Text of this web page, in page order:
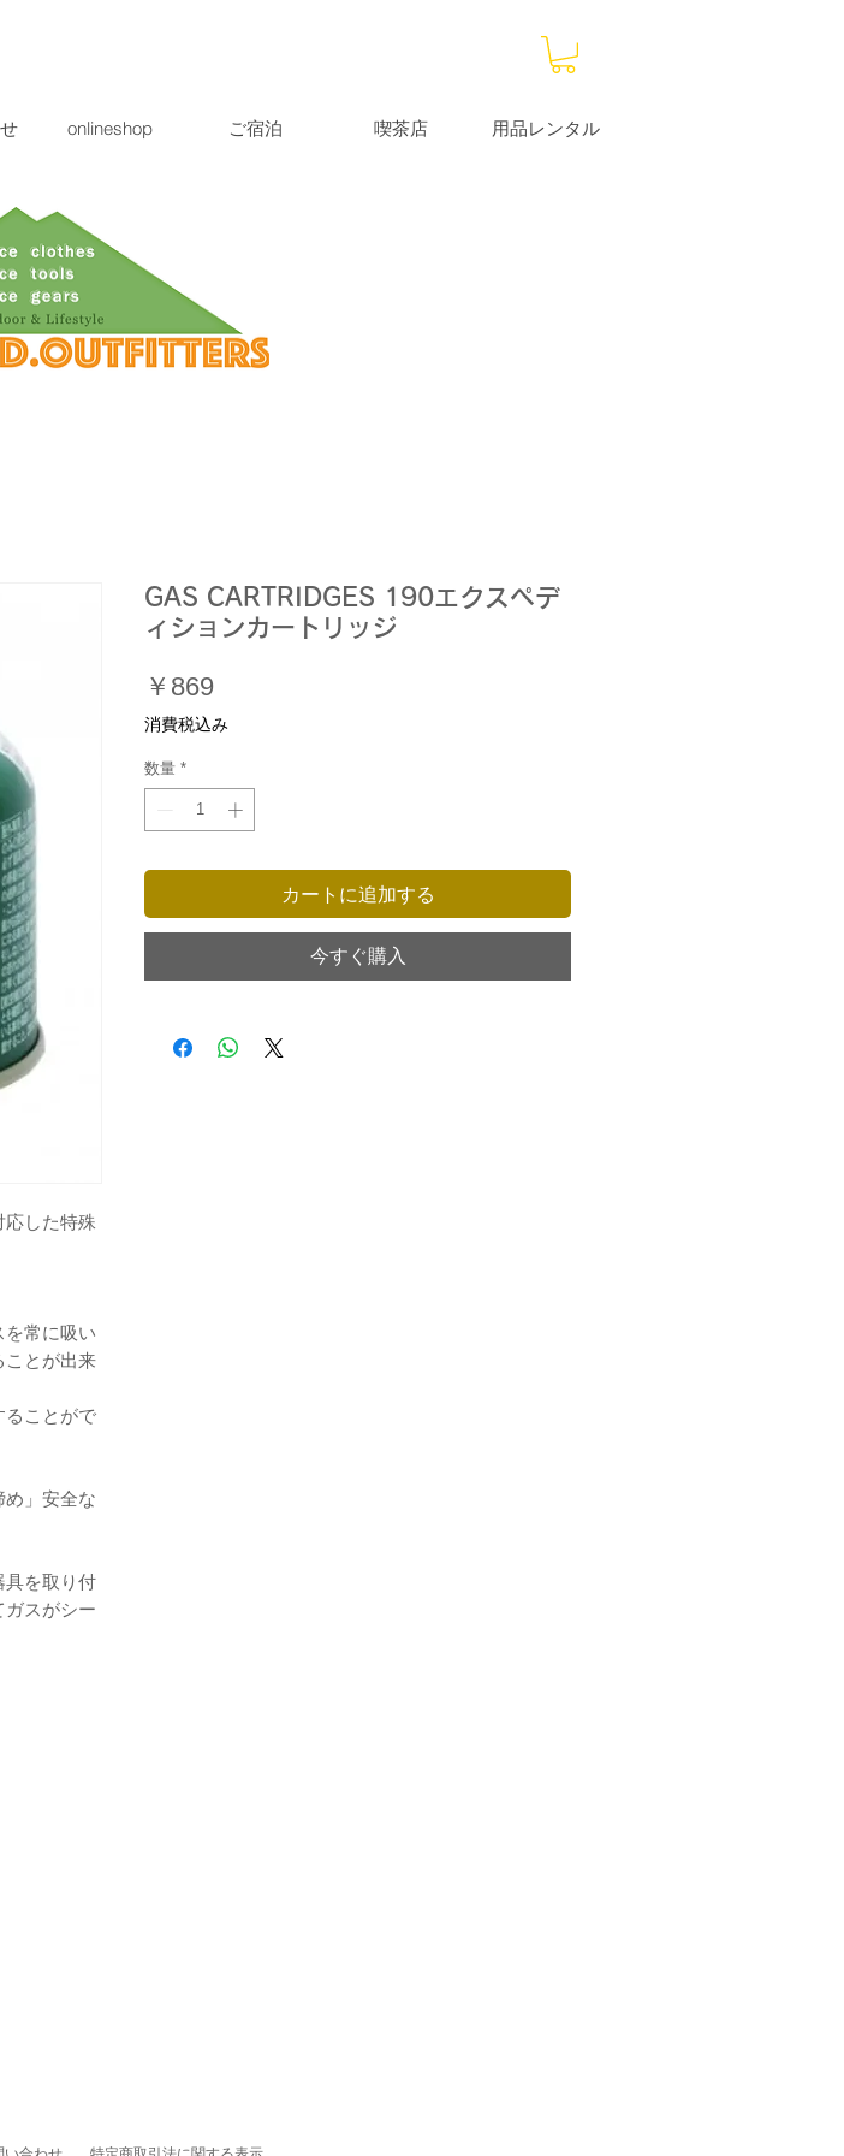
onlineshop ご宿泊 喫茶店 用品レンタル
した特殊
常に吸い
ことが出来
ることがで
」安全な
具を取り付
スがシー
GAS CARTRIDGES 190エクスペデ
ィションカートリッジ
￥869価
格
消費税込み
数量 *
カートに追加する
今すぐ購入